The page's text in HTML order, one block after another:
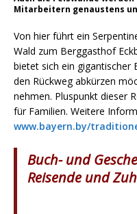
Mitarbeitern genaustens
Von hier führt ein
Wald zum Berggasthof
bietet sich ein gigantischer
den Rückweg abkürzen
nehmen. Pluspunkt dieser
für Familien. Weitere
www.bayern.by/
Buch- und
Reisende und